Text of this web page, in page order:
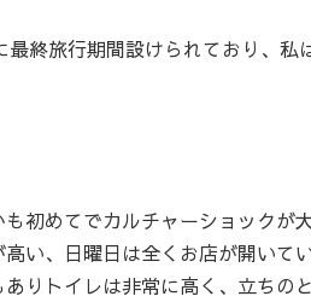
最終旅行期間設けられており、私
初めてでカルチャーショックが
い、日曜日は全くお店が開いて
りトイレは非常に高く、立ちの